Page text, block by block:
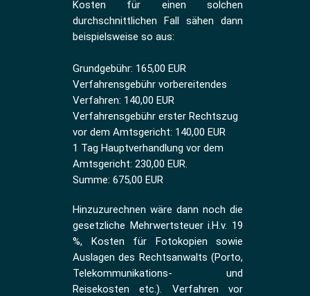
Kosten für einen solchen
durchschnittlichen Fall sähen dann
beispielsweise so aus:
Grundgebühr: 165,00 EUR
Verfahrensgebühr vorbereitendes
Verfahren: 140,00 EUR
Verfahrensgebühr erster Rechtszug
vor dem Amtsgericht: 140,00 EUR
1 Tag Hauptverhandlung vor dem
Amtsgericht: 230,00 EUR.
Summe: 675,00 EUR
Hinzuzurechnen wäre dann noch die
gesetzliche Mehrwertsteuer i.H.v. 19
%, Kosten für Fotokopien sowie
Auslagen des Rechtsanwalts (Porto,
Telekommunikations- und
Reisekosten etc.). Verfahren vor